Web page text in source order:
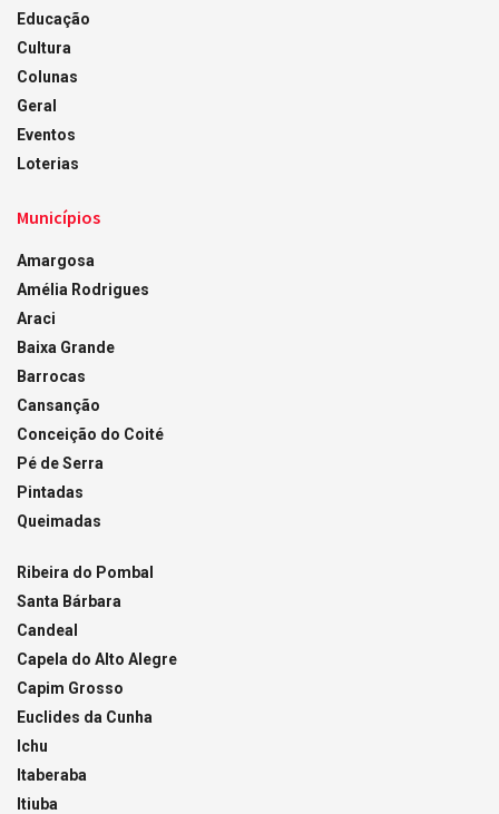
Educação
Cultura
Colunas
Geral
Eventos
Loterias
Municípios
Amargosa
Amélia Rodrigues
Araci
Baixa Grande
Barrocas
Cansanção
Conceição do Coité
Pé de Serra
Pintadas
Queimadas
Ribeira do Pombal
Santa Bárbara
Candeal
Capela do Alto Alegre
Capim Grosso
Euclides da Cunha
Ichu
Itaberaba
Itiuba